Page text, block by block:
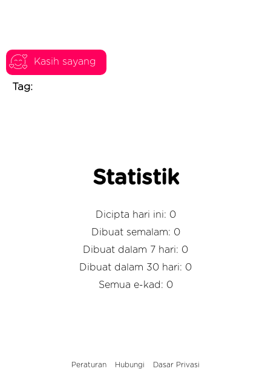
Kasih sayang
Tag:
Statistik
Dicipta hari ini: 0
Dibuat semalam: 0
Dibuat dalam 7 hari: 0
Dibuat dalam 30 hari: 0
Semua e-kad: 0
Peraturan Hubungi Dasar Privasi